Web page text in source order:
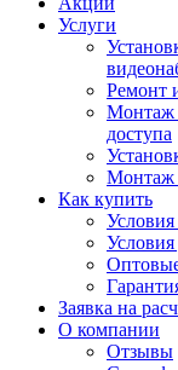
Услуги
Ремонт
Монтаж
доступа
Монтаж
Как купить
Условия
Заявка на
О компании
Отзывы